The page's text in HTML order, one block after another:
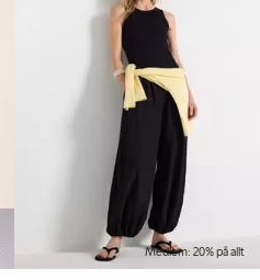
Medlem: 20% på allt